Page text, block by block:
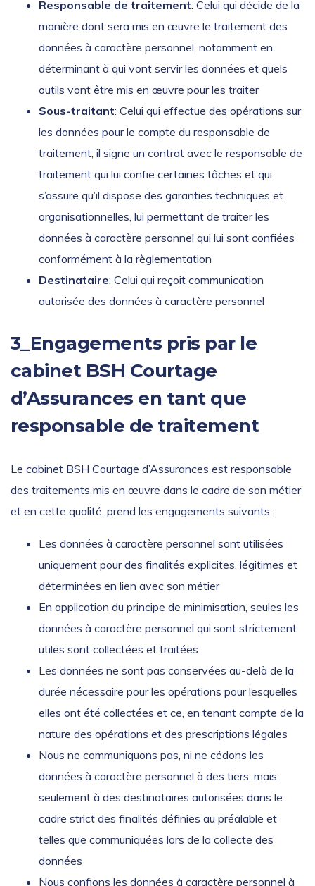
Responsable de traitement: Celui qui décide de la
manière dont sera mis en œuvre le traitement des
données à caractère personnel, notamment en
déterminant à qui vont servir les données et quels
outils vont être mis en œuvre pour les traiter
Sous-traitant: Celui qui effectue des opérations sur
les données pour le compte du responsable de
traitement, il signe un contrat avec le responsable de
traitement qui lui confie certaines tâches et qui
s’assure qu’il dispose des garanties techniques et
organisationnelles, lui permettant de traiter les
données à caractère personnel qui lui sont confiées
conformément à la règlementation
Destinataire: Celui qui reçoit communication
autorisée des données à caractère personnel
3_Engagements pris par le
cabinet BSH Courtage
d’Assurances en tant que
responsable de traitement
Le cabinet BSH Courtage d’Assurances est responsable
des traitements mis en œuvre dans le cadre de son métier
et en cette qualité, prend les engagements suivants :
Les données à caractère personnel sont utilisées
uniquement pour des finalités explicites, légitimes et
déterminées en lien avec son métier
En application du principe de minimisation, seules les
données à caractère personnel qui sont strictement
utiles sont collectées et traitées
Les données ne sont pas conservées au-delà de la
durée nécessaire pour les opérations pour lesquelles
elles ont été collectées et ce, en tenant compte de la
nature des opérations et des prescriptions légales
Nous ne communiquons pas, ni ne cédons les
données à caractère personnel à des tiers, mais
seulement à des destinataires autorisées dans le
cadre strict des finalités définies au préalable et
telles que communiquées lors de la collecte des
données
Nous confions les données à caractère personnel à